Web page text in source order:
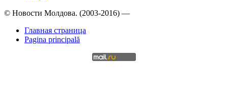
© Новости Молдова. (2003-2016) —
Главная страница
Pagina principală